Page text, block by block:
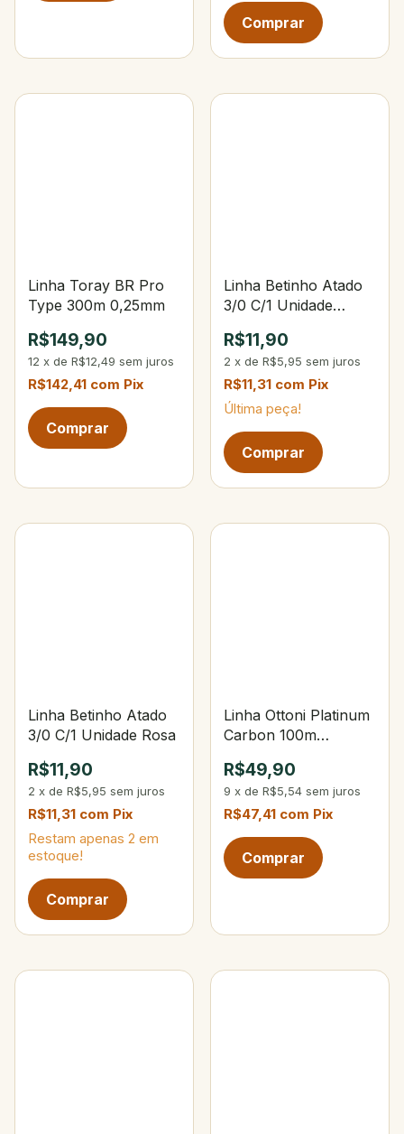
Linha Toray BR Pro
Type 300m 0,25mm
R$149,90
12 x de R$12,49 sem juros
R$142,41 com Pix
Linha Betinho Atado
3/0 C/1 Unidade
R$11,90
2 x de R$5,95 sem juros
R$11,31 com Pix
Última peça!
Linha Betinho Atado
3/0 C/1 Unidade Rosa
R$11,90
2 x de R$5,95 sem juros
R$11,31 com Pix
Restam apenas 2 em
estoque!
Linha Ottoni Platinum
Carbon 100m
R$49,90
9 x de R$5,54 sem juros
R$47,41 com Pix